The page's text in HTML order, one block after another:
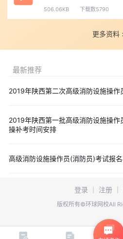
考试报名费用为415元，其中理
根据人力资源和社会保障部职业
填写附件1中最后四栏的内容。补考
邮 箱：sxsxfjdz@163.com
八、相关附件
506.06KB 下载数5790
更多资料
最新推荐
2019年陕西第二次高级消防设施操作
2019年陕西第一批高级消防设施操
操补考时间安排
高级消防设施操作员(消防员)考试报
登录 注册
版权所有©环球网校All